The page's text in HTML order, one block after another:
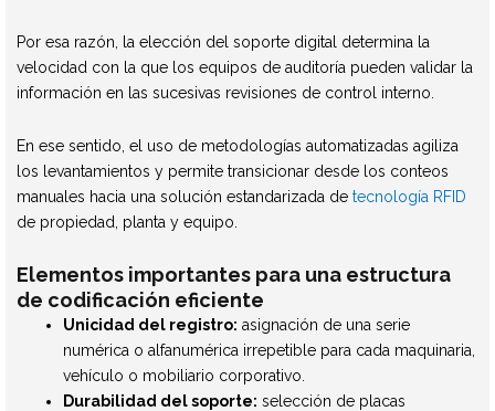
Por esa razón, la elección del soporte digital determina la
velocidad con la que los equipos de auditoría pueden validar la
información en las sucesivas revisiones de control interno.
En ese sentido, el uso de metodologías automatizadas agiliza
los levantamientos y permite transicionar desde los conteos
manuales hacia una solución estandarizada de tecnología RFID
de propiedad, planta y equipo.
Elementos importantes para una estructura
de codificación eficiente
Unicidad del registro: asignación de una serie
numérica o alfanumérica irrepetible para cada maquinaria,
vehículo o mobiliario corporativo.
Durabilidad del soporte: selección de placas